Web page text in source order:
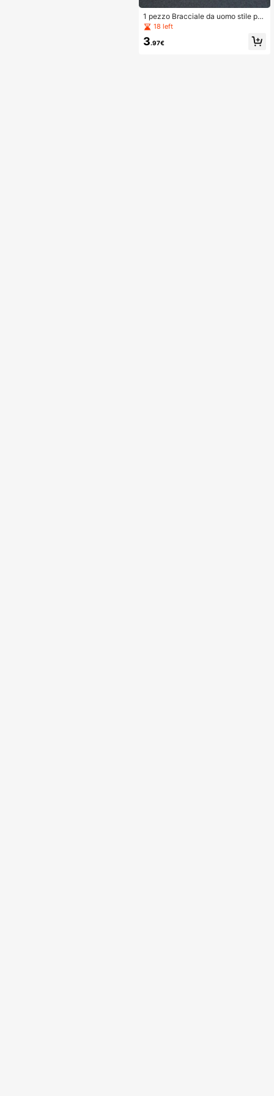
1 pezzo Bracciale da uomo stile pu
nk in metallo elastico, fermaglio per
maniche in oro o argento
18 left
3.97€